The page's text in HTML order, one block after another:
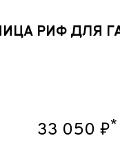
РИФ ДЛЯ
33 050 ₽*